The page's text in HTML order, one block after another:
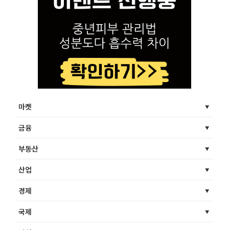
마켓
금융
부동산
산업
경제
국제